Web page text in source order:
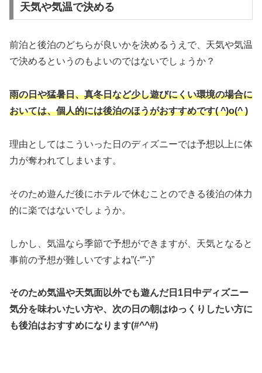
天気や気温で決める
前泊と後泊のどちらが良いかを決めるうえで、天気や気温
で決めるというのもよいのではないでしょうか？
雨の日や猛暑日、真冬日など少し遊びにくい環境の場合に
おいては、個人的には後泊のほうがおすすめです( ^)o(^ )
理由としてはこういった日のディズニーでは予想以上に体
力が奪われてしまいます。
そのため遊んだ後にホテルで休むことのできる後泊の体力
的に楽ではないでしょうか。
しかし、気温なら季節で予想ができますが、天気となると
事前の予想が難しいですよね”(-“”-)”
そのため気温や天気面以外でも遊んだ日1日中ディズニー
気分を味わいたい方や、次の日の朝はゆっくりしたい方に
も後泊はおすすめになります(#^^#)